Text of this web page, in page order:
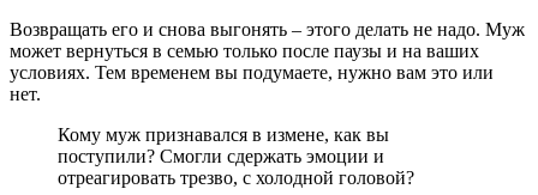
Возвращать его и снова выгонять – этого делать не надо. Муж
может вернуться в семью только после паузы и на ваших
условиях. Тем временем вы подумаете, нужно вам это или
нет.
Кому муж признавался в измене, как вы
поступили? Смогли сдержать эмоции и
отреагировать трезво, с холодной головой?